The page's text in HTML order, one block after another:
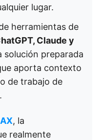
lugar.
herramientas de
Claude y
solución preparada
aporta contexto
de trabajo de
, la
realmente